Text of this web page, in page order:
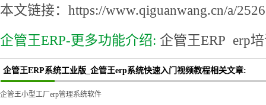
本文链接：https://www.qiguanwang.cn/a/
企管王ERP-更多功能介绍: 企管王ERP erp
企管王ERP系统工业版_企管王erp系统快速入门视频教程相关文章:
企管王小型工厂erp管理系统软件